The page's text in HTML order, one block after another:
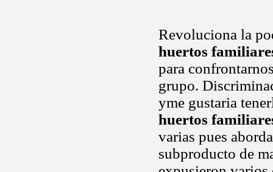
Revoluciona la
huertos
para
grupo.
yme gustaria
huertos
varias pues
subproducto de